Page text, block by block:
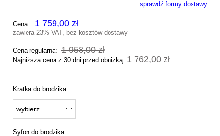
Cena nie zawiera ewentualnych kosztów płatnościsprawdź formy dostawy
Cena: 1 759,00 zł
zawiera 23% VAT, bez kosztów dostawy
Cena regularna: 1 958,00 zł
Najniższa cena z 30 dni przed obniżką: 1 762,00 zł
Kratka do brodzika:
Syfon do brodzika: